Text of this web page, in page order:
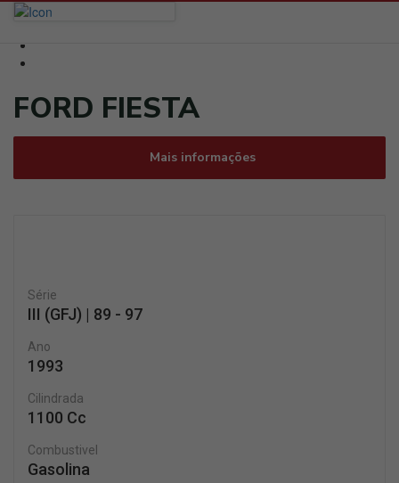
FORD FIESTA
Mais informações
Série
III (GFJ) | 89 - 97
Ano
1993
Cilindrada
1100 Cc
Combustivel
Gasolina